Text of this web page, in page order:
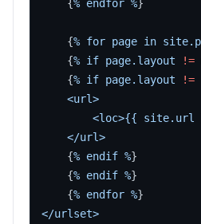
    {
% endfor %}
    {
% for page in
    {
% if page.layout !=
    {
% if page.layout !=
<url>
<loc>{{
site.url
</url>
    {
% endif %}
    {
% endif %}
    {
% endfor %
</urlset>